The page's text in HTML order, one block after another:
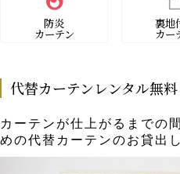
防炎
カーテン
裏地
カー
代替カーテンレンタル無料
カーテンが仕上がるまでの
めの代替カーテンのお貸出